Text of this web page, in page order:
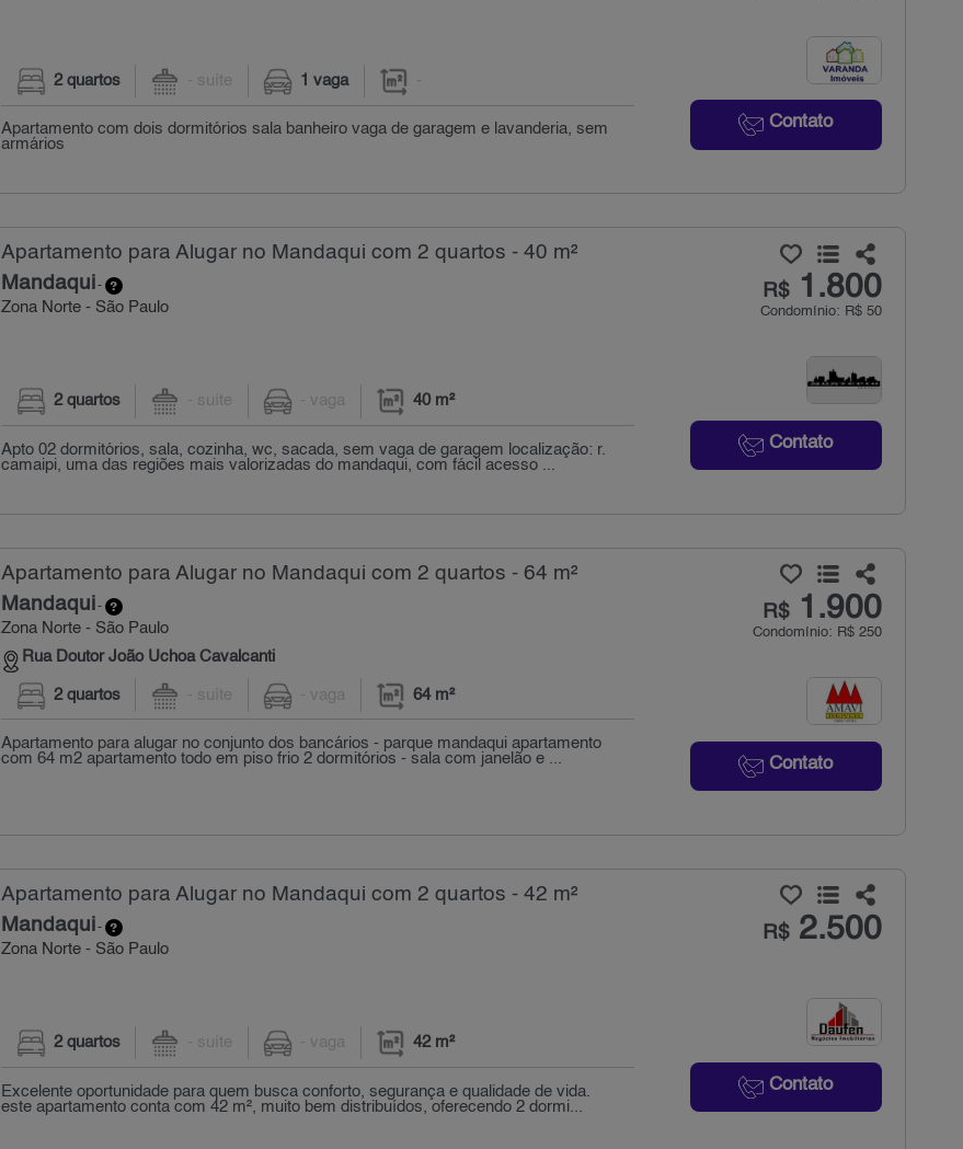
Contato
2 quartos - suíte 1 vaga -
Apartamento com dois dormitórios sala banheiro vaga de garagem e lavanderia, sem
armários
Apartamento para Alugar no Mandaqui com 2 quartos - 40 m²
Mandaqui-
Zona Norte - São Paulo
R$1.800
Condomínio: R$ 50
Contato
2 quartos - suíte - vaga 40 m²
Apto 02 dormitórios, sala, cozinha, wc, sacada, sem vaga de garagem localização: r.
camaipi, uma das regiões mais valorizadas do mandaqui, com fácil acesso ...
Apartamento para Alugar no Mandaqui com 2 quartos - 64 m²
Mandaqui-
Zona Norte - São Paulo
Rua Doutor João Uchoa Cavalcanti
R$1.900
Condomínio: R$ 250
Contato
2 quartos - suíte - vaga 64 m²
Apartamento para alugar no conjunto dos bancários - parque mandaqui apartamento
com 64 m2 apartamento todo em piso frio 2 dormitórios - sala com janelão e ...
Apartamento para Alugar no Mandaqui com 2 quartos - 42 m²
Mandaqui-
Zona Norte - São Paulo
R$2.500
Contato
2 quartos - suíte - vaga 42 m²
Excelente oportunidade para quem busca conforto, segurança e qualidade de vida.
este apartamento conta com 42 m², muito bem distribuídos, oferecendo 2 dormi...